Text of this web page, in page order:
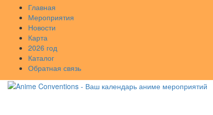
Главная
Мероприятия
Новости
Карта
2026 год
Каталог
Обратная связь